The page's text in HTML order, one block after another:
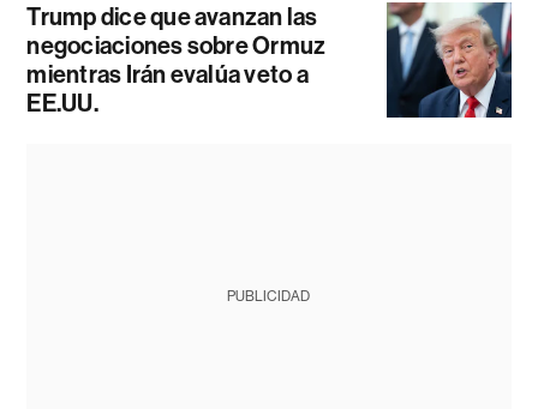
Trump dice que avanzan las
negociaciones sobre Ormuz
mientras Irán evalúa veto a
EE.UU.
PUBLICIDAD